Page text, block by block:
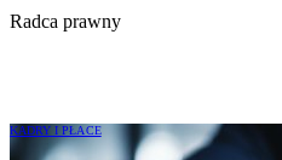
Radca prawny
KADRY I PŁACE